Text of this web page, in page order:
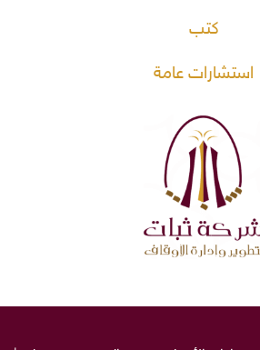
كتب
استشارات عامة